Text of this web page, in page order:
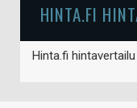
HINTA.FI
Hinta.fi hintavertailu